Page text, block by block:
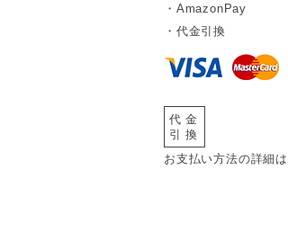
・AmazonPay
・代金引換
代金
引換
お支払い方法の詳細は